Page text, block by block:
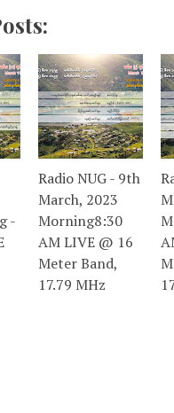
-
Radio NUG - 9th
March, 2023
Morning8:30
AM LIVE @ 16
Meter Band,
17.79 MHz